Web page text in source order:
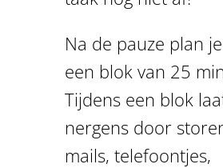
Na de pauze plan
een blok van 25
Tijdens een blok
nergens door
mails, telefoontjes,